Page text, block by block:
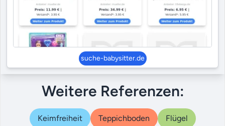
suche-babysitter.de
Weitere Referenzen:
Keimfreiheit Teppichboden Flügel